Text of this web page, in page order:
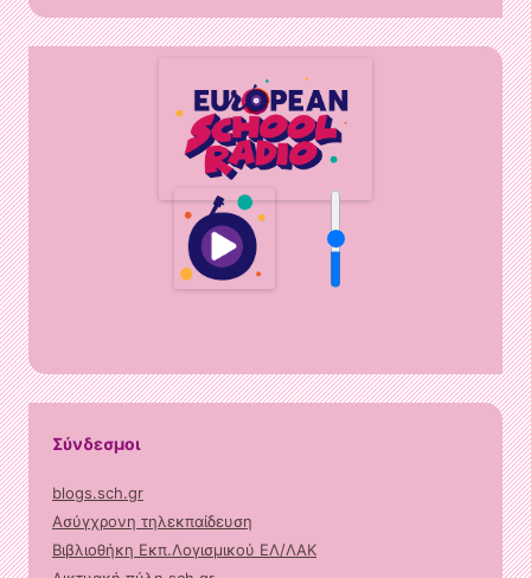
Σύνδεσμοι
blogs.sch.gr
Ασύγχρονη τηλεκπαίδευση
Βιβλιοθήκη Εκπ.Λογισμικού ΕΛ/ΛΑΚ